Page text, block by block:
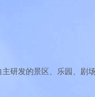
主研发的景区、乐园、剧